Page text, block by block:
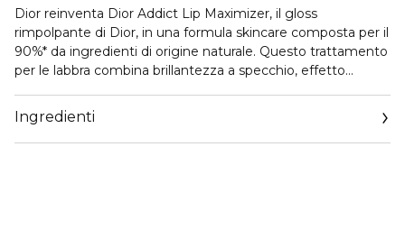
Dior reinventa Dior Addict Lip Maximizer, il gloss
rimpolpante di Dior, in una formula skincare composta per il
90%* da ingredienti di origine naturale. Questo trattamento
per le labbra combina brillantezza a specchio, effetto
ore**.
Il gloss Dior Addict Lip Maximizer si declina in una gamma
Ingredienti